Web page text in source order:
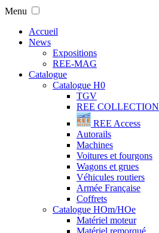
Menu
Accueil
News
Expositions
REE-MAG
Catalogue
Catalogue H0
TGV
REE COLLECTION
REE Access
Autorails
Machines
Voitures et fourgons
Wagons et grues
Véhicules routiers
Armée Française
Coffrets
Catalogue HOm/HOe
Matériel moteur
Matériel remorqué